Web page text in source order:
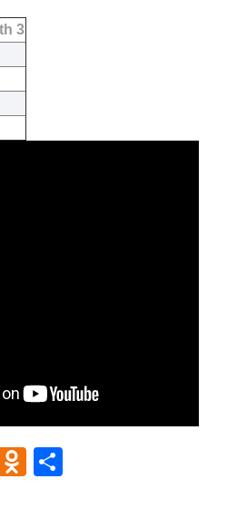
3
WhatsApp
Odnoklassniki